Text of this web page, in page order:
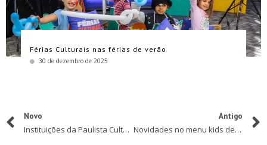
Férias Culturais nas férias de verão
30 de dezembro de 2025
Novo
Instituições da Paulista Cultural retomam atividades presenciais
Antigo
Novidades no menu kids de restaurantes em SP